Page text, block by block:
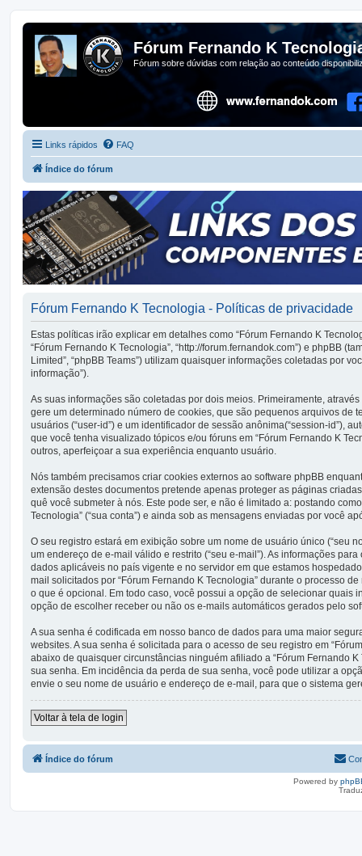
Fórum Fernando K
Fórum sobre dúvidas com relação ao conteúdo
Links rápidos FAQ
Índice do fórum
Fórum Fernando K Tecnologia - Políticas de privacidade
Estas políticas irão explicar em detalhes como “Fórum Fernando K
“Fórum Fernando K Tecnologia”, “http://forum.fernandok.com”) e phpBB
Limited”, “phpBB Teams”) utilizam quaisquer informações coletadas por
informação”).
As suas informações são coletadas por dois meios. Primeiramente,
gere um determinado número de cookies, que são pequenos arquivos de
usuários (“user-id”) e um identificador de sessão anônima(“session-id”),
que você tenha visualizado tópicos e/ou fóruns em “Fórum Fernando K
outros, aperfeiçoar a sua experiência enquanto usuário.
Nós também precisamos criar cookies externos ao software phpBB
extensão destes documentos pretende apenas proteger as páginas
quê você submeter à nós. Este pode ser, e não é limitado a: postando
Tecnologia” (“sua conta”) e ainda sob as mensagens enviadas por você
O seu registro estará em exibição sobre um nome de usuário único (“seu
um endereço de e-mail válido e restrito (“seu e-mail”). As informações
dados aplicáveis no país vigente e no servidor em que estamos
mail solicitados por “Fórum Fernando K Tecnologia” durante o processo
o que é opcional. Em todo caso, você possui a opção de selecionar
opção de escolher receber ou não os e-mails automáticos gerados pelo
A sua senha é codificada em nosso banco de dados para uma maior
websites. A sua senha é solicitada para o acesso de seu registro em
abaixo de quaisquer circunstâncias ninguém afiliado a “Fórum Fernando
sua senha. Em incidência da perda de sua senha, você pode utilizar a
envie o seu nome de usuário e endereço de e-mail, para que o sistema
Voltar à tela de login
Índice do fórum
Powered by